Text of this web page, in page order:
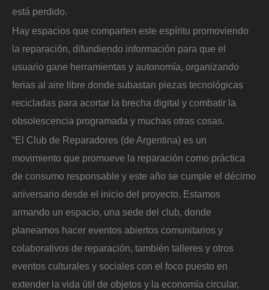
está perdido.
Hay espacios que comparten este espíritu promoviendo
la reparación, difundiendo información para que el
usuario gane herramientas y autonomía, organizando
ferias al aire libre donde subastan piezas tecnológicas
recicladas para acortar la brecha digital y combatir la
obsolescencia programada y muchas otras cosas.
“El Club de Reparadores (de Argentina) es un
movimiento que promueve la reparación como práctica
de consumo responsable y este año se cumple el décimo
aniversario desde el inicio del proyecto. Estamos
armando un espacio, una sede del club, donde
planeamos hacer eventos abiertos comunitarios y
colaborativos de reparación, también talleres y otros
eventos culturales y sociales con el foco puesto en
extender la vida útil de objetos y la economía circular,